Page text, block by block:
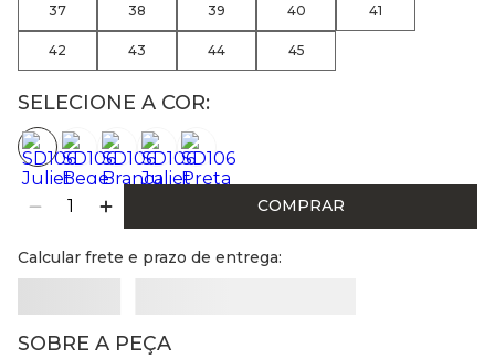
37 38 39 40 41
42 43 44 45
SELECIONE A COR:
COMPRAR
Calcular frete e prazo de entrega:
SOBRE A PEÇA